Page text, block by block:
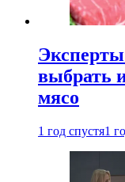
Эксперты
выбрать
мясо
1 год спустя1